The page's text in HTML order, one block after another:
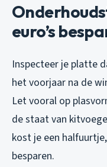
euro’s
Inspecteer je platte
het voorjaar na de
Let vooral op
de staat van
kost je een
besparen.